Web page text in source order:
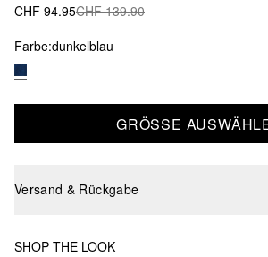
CHF 94.95CHF 139.90
Farbe:dunkelblau
GRÖSSE
Versand & Rückgabe
SHOP THE LOOK